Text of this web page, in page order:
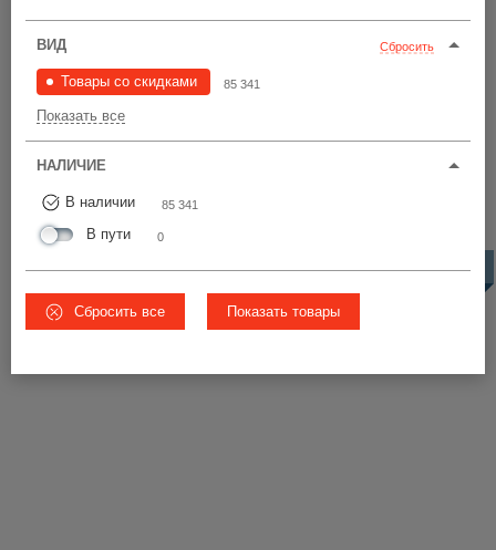
ВИД Сбросить
Товары со скидками 85 341
Показать все
НАЛИЧИЕ
В наличии 85 341
В пути 0
Сбросить все Показать товары
СКИДКА
11201810
5,88 р. от 2,94 р.
производства